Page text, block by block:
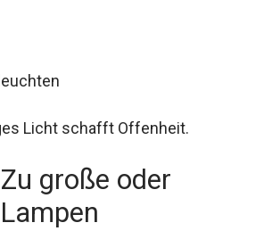
Licht schafft Offenheit.
große oder